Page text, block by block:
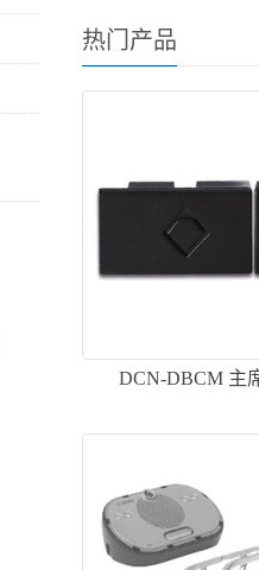
热门产品
DCN-DBCM 主